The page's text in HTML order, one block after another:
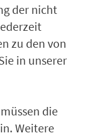
der nicht
zu den von
in unserer
die
Weitere